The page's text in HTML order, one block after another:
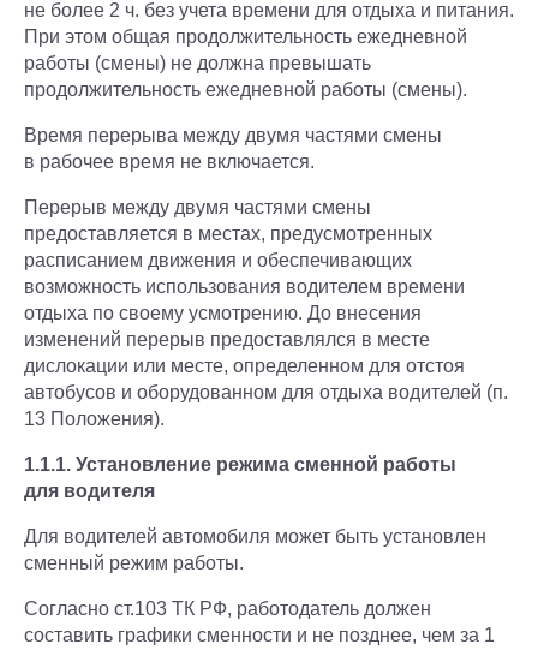
не более 2 ч. без учета времени для отдыха и питания.
При этом общая продолжительность ежедневной
работы (смены) не должна превышать
продолжительность ежедневной работы (смены).
Время перерыва между двумя частями смены
в рабочее время не включается.
Перерыв между двумя частями смены
предоставляется в местах, предусмотренных
расписанием движения и обеспечивающих
возможность использования водителем времени
отдыха по своему усмотрению. До внесения
изменений перерыв предоставлялся в месте
дислокации или месте, определенном для отстоя
автобусов и оборудованном для отдыха водителей (п.
13 Положения).
1.1.1. Установление режима сменной работы
для водителя
Для водителей автомобиля может быть установлен
сменный режим работы.
Согласно ст.103 ТК РФ, работодатель должен
составить графики сменности и не позднее, чем за 1